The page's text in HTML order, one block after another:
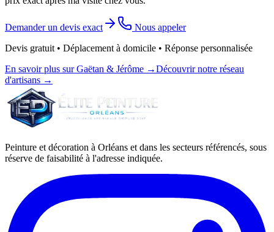
Demander un devis exact
Nous appeler
Devis gratuit • Déplacement à domicile • Réponse personnalisée
En savoir plus sur Gaëtan & Jérôme →Découvrir notre réseau
d'artisans →
Peinture et décoration à Orléans et dans les secteurs référencés, sous
réserve de faisabilité à l'adresse indiquée.